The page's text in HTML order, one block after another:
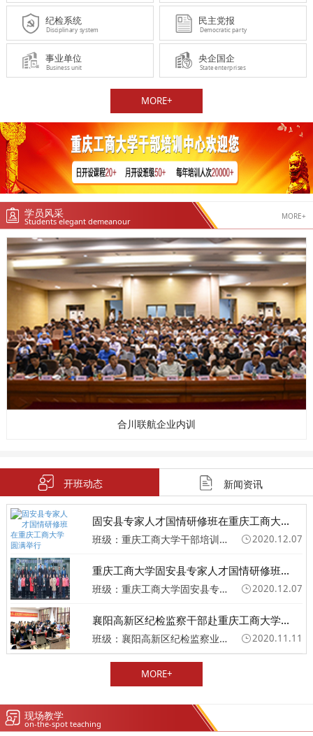
纪检系统
Disciplinary system
民主党报
Democratic party
事业单位
Business unit
央企国企
State enterprises
MORE+
学员风采
Students elegant demeanour
MORE+
合川联航企业内训
开班动态 新闻资讯
固安县专家人才国情研修班在重庆工商大...
班级：重庆工商大学干部培训班 2020.12.07
重庆工商大学固安县专家人才国情研修班...
班级：重庆工商大学固安县专家人才国情研修班圆满举行 2020.12.07
襄阳高新区纪检监察干部赴重庆工商大学...
班级：襄阳高新区纪检监察业务专题培训班 2020.11.11
MORE+
现场教学
on-the-spot teaching